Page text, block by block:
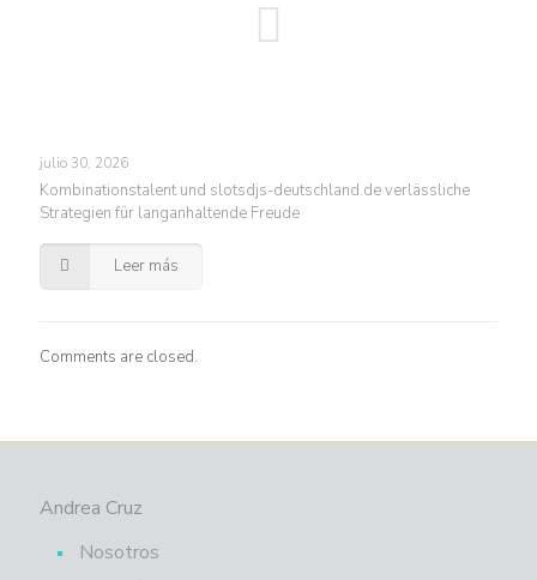
julio 30, 2026
Kombinationstalent und slotsdjs-deutschland.de verlässliche
Strategien für langanhaltende Freude
Leer más
Comments are closed.
Andrea Cruz
Nosotros